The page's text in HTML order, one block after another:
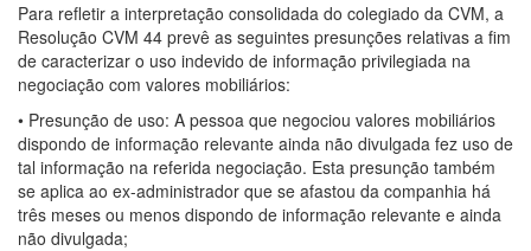
Para refletir a interpretação consolidada do colegiado da CVM, a
Resolução CVM 44 prevê as seguintes presunções relativas a fim
de caracterizar o uso indevido de informação privilegiada na
negociação com valores mobiliários:
• Presunção de uso: A pessoa que negociou valores mobiliários
dispondo de informação relevante ainda não divulgada fez uso de
tal informação na referida negociação. Esta presunção também
se aplica ao ex-administrador que se afastou da companhia há
três meses ou menos dispondo de informação relevante e ainda
não divulgada;